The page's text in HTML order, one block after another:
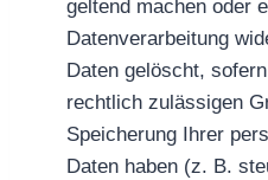
geltend machen oder
Datenverarbeitung
Daten gelöscht,
rechtlich zulässigen
Speicherung Ihrer
Daten haben (z. B.